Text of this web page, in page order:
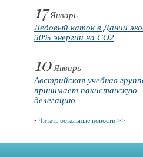
17Январь
Ледовый каток в Дании
50% энергии на CO2
10Январь
Австрийская учебная
принимает пакистанскую
делегацию
• Читать остальные новости >>